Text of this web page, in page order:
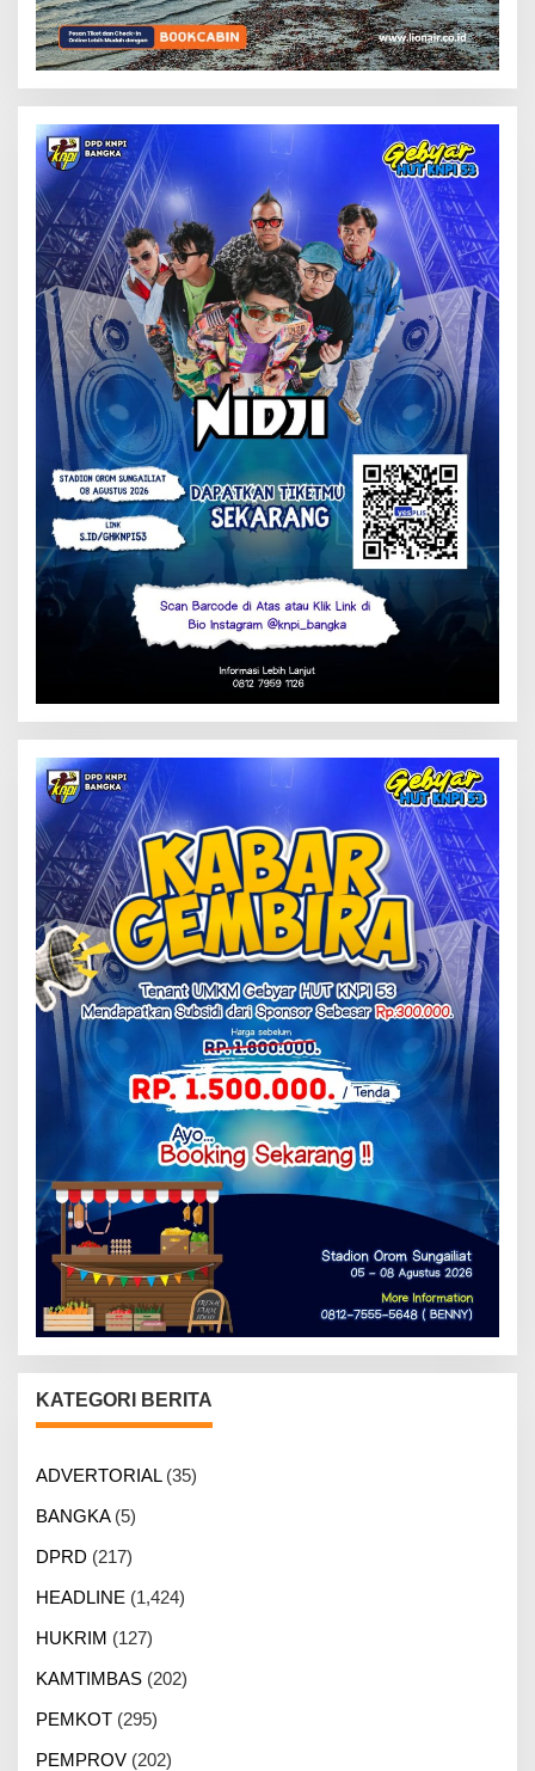
KATEGORI BERITA
ADVERTORIAL(35)
BANGKA(5)
DPRD (217)
HEADLINE (1,424)
HUKRIM (127)
KAMTIMBAS (202)
PEMKOT (295)
PEMPROV (202)